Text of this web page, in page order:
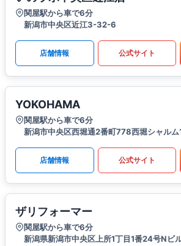
関屋駅から車で6分
新潟市中央区近江3-32-6
店舗情報 公式サイト
YOKOHAMA
関屋駅から車で6分
新潟市中央区西堀通2番町778西堀シャル
店舗情報 公式サイト
ザリフォーマー
関屋駅から車で6分
新潟県新潟市中央区上所1丁目1番24号Nビ